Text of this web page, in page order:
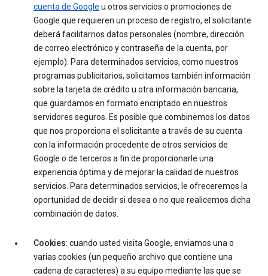
cuenta de Google u otros servicios o promociones de
Google que requieren un proceso de registro, el solicitante
deberá facilitarnos datos personales (nombre, dirección
de correo electrónico y contraseña de la cuenta, por
ejemplo). Para determinados servicios, como nuestros
programas publicitarios, solicitamos también información
sobre la tarjeta de crédito u otra información bancaria,
que guardamos en formato encriptado en nuestros
servidores seguros. Es posible que combinemos los datos
que nos proporciona el solicitante a través de su cuenta
con la información procedente de otros servicios de
Google o de terceros a fin de proporcionarle una
experiencia óptima y de mejorar la calidad de nuestros
servicios. Para determinados servicios, le ofreceremos la
oportunidad de decidir si desea o no que realicemos dicha
combinación de datos.
Cookies: cuando usted visita Google, enviamos una o
varias cookies (un pequeño archivo que contiene una
cadena de caracteres) a su equipo mediante las que se